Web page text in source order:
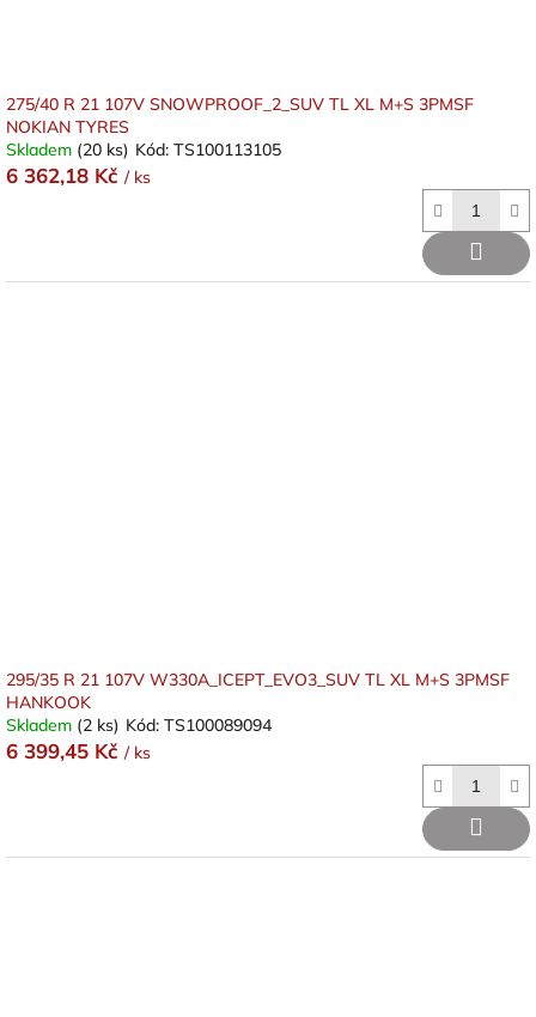
275/40 R 21 107V SNOWPROOF_2_SUV TL XL M+S 3PMSF
NOKIAN TYRES
Skladem (20 ks) Kód: TS100113105
6 362,18 Kč / ks
295/35 R 21 107V W330A_ICEPT_EVO3_SUV TL XL M+S 3PMSF
HANKOOK
Skladem (2 ks) Kód: TS100089094
6 399,45 Kč / ks